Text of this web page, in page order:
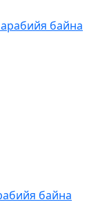
байна